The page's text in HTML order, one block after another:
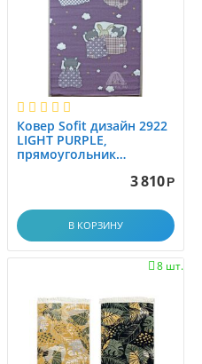
Ковер Sofit дизайн 2922
LIGHT PURPLE,
прямоугольник
3 810 Р
В КОРЗИНУ
8 шт.
